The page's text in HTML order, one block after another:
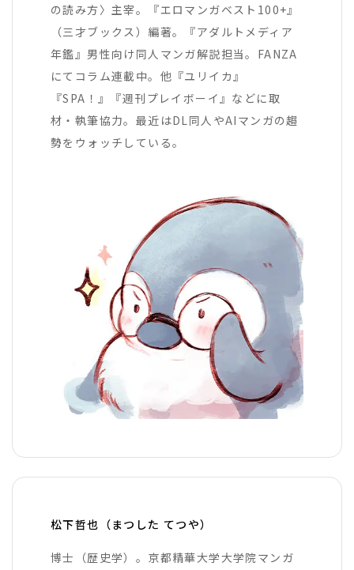
の読み方〉主宰。『エロマンガベスト100+』
（三才ブックス）編著。『アダルトメディア
年鑑』男性向け同人マンガ解説担当。FANZA
にてコラム連載中。他『ユリイカ』
『SPA！』『週刊プレイボーイ』などに取
材・執筆協力。最近はDL同人やAIマンガの趨
勢をウォッチしている。
松下哲也（まつした てつや）
博士（歴史学）。京都精華大学大学院マンガ